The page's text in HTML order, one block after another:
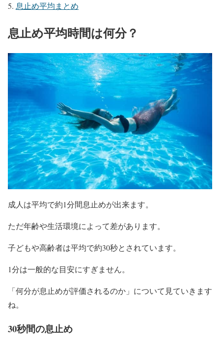
息止め平均まとめ
息止め平均時間は何分？
成人は平均で約1分間息止めが出来ます。
ただ年齢や生活環境によって差があります。
子どもや高齢者は平均で約30秒とされています。
1分は一般的な目安にすぎません。
「何分が息止めが評価されるのか」について見ていきます
ね。
30秒間の息止め